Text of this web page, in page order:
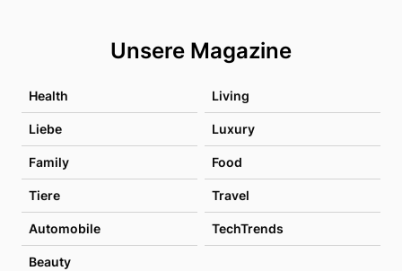
Unsere Magazine
Health Living
Liebe Luxury
Family Food
Tiere Travel
Automobile TechTrends
Beauty